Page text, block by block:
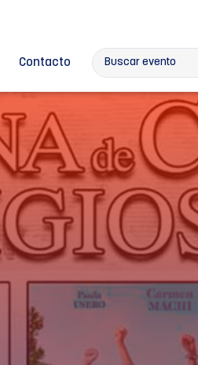
Contacto